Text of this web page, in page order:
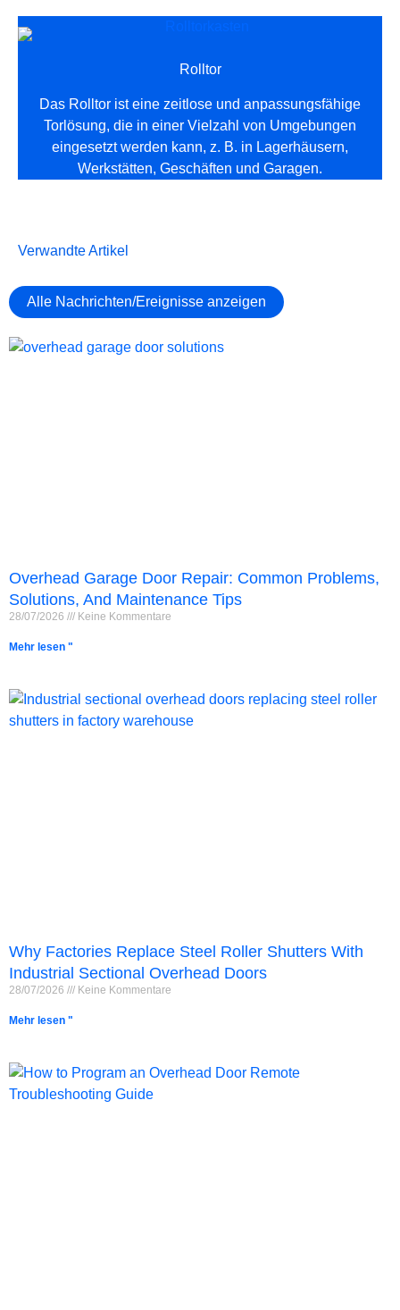
Rolltor
Das Rolltor ist eine zeitlose und anpassungsfähige
Torlösung, die in einer Vielzahl von Umgebungen
eingesetzt werden kann, z. B. in Lagerhäusern,
Werkstätten, Geschäften und Garagen.
Verwandte Artikel
Alle Nachrichten/Ereignisse anzeigen
Overhead Garage Door Repair: Common Problems,
Solutions, And Maintenance Tips
28/07/2026 Keine Kommentare
Mehr lesen "
Why Factories Replace Steel Roller Shutters With
Industrial Sectional Overhead Doors
28/07/2026 Keine Kommentare
Mehr lesen "